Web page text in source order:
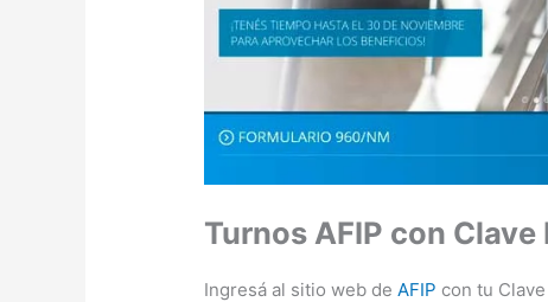
Turnos AFIP con Clave
Ingresá al sitio web deAFIP con tu